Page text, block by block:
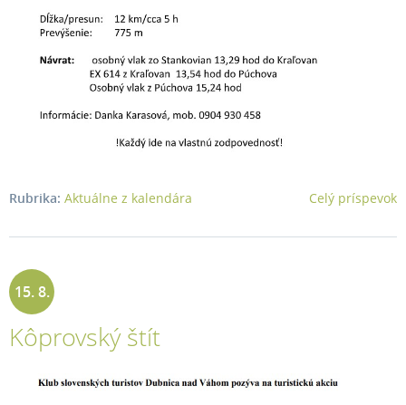
Celý príspevok
Rubrika: Aktuálne z kalendára
15. 8.
2026
Kôprovský štít